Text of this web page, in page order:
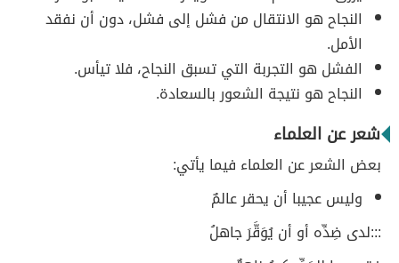
النجاح هو الانتقال من فشل إلى فشل، دون أن نفقد
الأمل.
الفشل هو التجربة التي تسبق النجاح، فلا تيأس.
النجاح هو نتيجة الشعور بالسعادة.
شعر عن العلماء
بعض الشعر عن العلماء فيما يأتي:
وليس عجيبا أن يحقر عالمٌ
:::لدى ضِدِّه أو أن يُوَقَّرَ جاهلُ